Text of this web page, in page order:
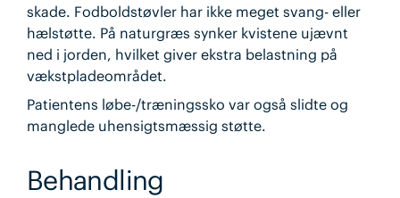
skade. Fodboldstøvler har ikke meget svang- eller
hælstøtte. På naturgræs synker kvistene ujævnt
ned i jorden, hvilket giver ekstra belastning på
vækstpladeområdet.
Patientens løbe-/træningssko var også slidte og
manglede uhensigtsmæssig støtte.
Behandling